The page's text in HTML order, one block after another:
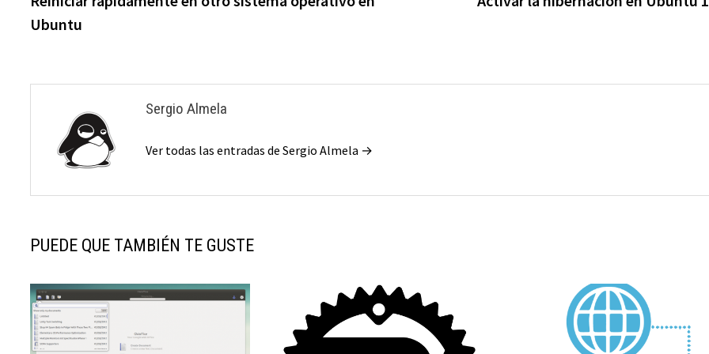
de
Ubuntu
Sergio Almela
Ver todas las entradas de Sergio Almela →
PUEDE QUE TAMBIÉN TE GUSTE